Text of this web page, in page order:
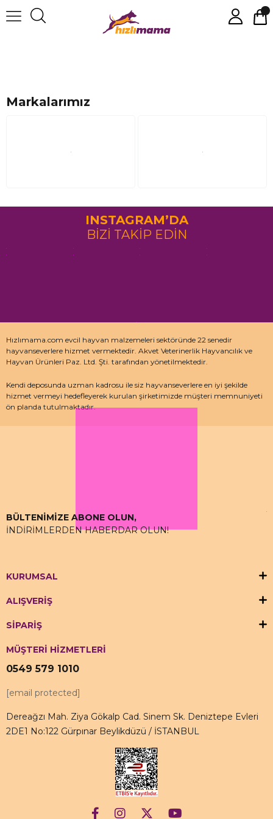
Markalarımız
INSTAGRAM’DA
BİZİ TAKİP EDİN
Hızlımama.com evcil hayvan malzemeleri sektöründe 22 senedir
hayvanseverlere hizmet vermektedir. Akvet Veterinerlik Hayvancılık ve
Hayvan Ürünleri Paz. Ltd. Şti. tarafından yönetilmektedir.
Kendi deposunda uzman kadrosu ile siz hayvanseverlere en iyi şekilde
hizmet vermeyi hedefleyerek kurulan şirketimizde müşteri memnuniyeti
ön planda tutulmaktadır.
BÜLTENİMİZE ABONE OLUN,
İNDİRİMLERDEN HABERDAR OLUN!
KURUMSAL
ALIŞVERİŞ
SİPARİŞ
MÜŞTERİ HİZMETLERİ
0549 579 1010
[email protected]
Dereağzı Mah. Ziya Gökalp Cad. Sinem Sk. Deniztepe Evleri
2DE1 No:122 Gürpınar Beylikdüzü / İSTANBUL